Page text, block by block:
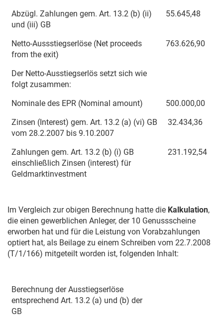
Abzügl. Zahlungen gem. Art. 13.2 (b) (ii)
und (iii) GB
55.645,48
Netto-Aussstiegserlöse (Net proceeds
from the exit)
763.626,90
Der Netto-Ausstiegserlös setzt sich wie
folgt zusammen:
Nominale des EPR (Nominal amount)
500.000,00
Zinsen (Interest) gem. Art. 13.2 (a) (vi) GB
vom 28.2.2007 bis 9.10.2007
32.434,36
Zahlungen gem. Art. 13.2 (b) (i) GB
einschließlich Zinsen (interest) für
Geldmarktinvestment
231.192,54
Im Vergleich zur obigen Berechnung hatte die Kalkulation,
die einen gewerblichen Anleger, der 10 Genussscheine
erworben hat und für die Leistung von Vorabzahlungen
optiert hat, als Beilage zu einem Schreiben vom 22.7.2008
(T/1/166) mitgeteilt worden ist, folgenden Inhalt:
Berechnung der Ausstiegserlöse
entsprechend Art. 13.2 (a) und (b) der
GB